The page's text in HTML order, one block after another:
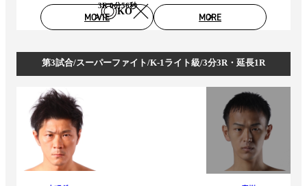
KO
3R 0分56秒
MOVIE MORE
第3試合/スーパーファイト/K-1ライト級/3分3R・延長1R